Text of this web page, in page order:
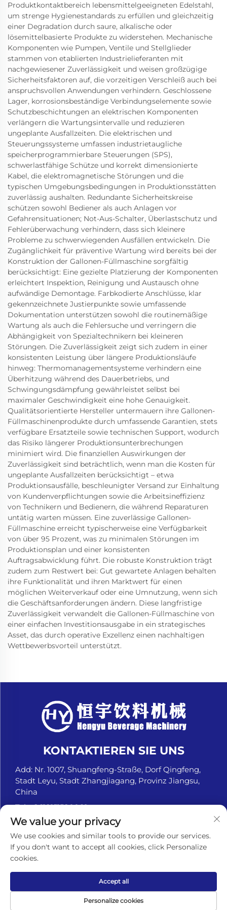
Produktkontaktbereich lebensmittelgeeigneten Edelstahl,
um strenge Hygienestandards zu erfüllen und gleichzeitig
einer Degradation durch saure, alkalische oder
lösemittelbasierte Produkte zu widerstehen. Mechanische
Komponenten wie Pumpen, Ventile und Stellglieder
stammen von etablierten Industrielieferanten mit
nachgewiesener Zuverlässigkeit und weisen großzügige
Sicherheitsfaktoren auf, die vorzeitigen Verschleiß auch bei
anspruchsvollen Anwendungen verhindern. Geschlossene
Lager, korrosionsbeständige Verbindungselemente sowie
Schutzbeschichtungen an elektrischen Komponenten
verlängern die Wartungsintervalle und reduzieren
ungeplante Ausfallzeiten. Die elektrischen und
Steuerungssysteme umfassen industrietaugliche
speicherprogrammierbare Steuerungen (SPS),
schwerlastfähige Schütze und korrekt dimensionierte
Kabel, die elektromagnetische Störungen und die
typischen Umgebungsbedingungen in Produktionsstätten
zuverlässig aushalten. Redundante Sicherheitskreise
schützen sowohl Bediener als auch Anlagen vor
Gefahrensituationen; Not-Aus-Schalter, Überlastschutz und
Fehlerüberwachung verhindern, dass sich kleinere
Probleme zu schwerwiegenden Ausfällen entwickeln. Die
Zugänglichkeit für präventive Wartung wird bereits bei der
Konstruktion der Gallonen-Füllmaschine sorgfältig
berücksichtigt: Eine gezielte Platzierung der Komponenten
erleichtert Inspektion, Reinigung und Austausch ohne
aufwändige Demontage. Farbkodierte Anschlüsse, klar
gekennzeichnete Justierpunkte sowie umfassende
Dokumentation unterstützen sowohl die routinemäßige
Wartung als auch die Fehlersuche und verringern die
Abhängigkeit von Spezialtechnikern bei kleineren
Störungen. Die Zuverlässigkeit zeigt sich zudem in einer
konsistenten Leistung über längere Produktionsläufe
hinweg: Thermomanagementsysteme verhindern eine
Überhitzung während des Dauerbetriebs, und
Schwingungsdämpfung gewährleistet selbst bei
maximaler Geschwindigkeit eine hohe Genauigkeit.
Qualitätsorientierte Hersteller untermauern ihre Gallonen-
Füllmaschinenprodukte durch umfassende Garantien, stets
verfügbare Ersatzteile sowie technischen Support, wodurch
das Risiko längerer Produktionsunterbrechungen
minimiert wird. Die finanziellen Auswirkungen der
Zuverlässigkeit sind beträchtlich, wenn man die Kosten für
ungeplante Ausfallzeiten berücksichtigt – etwa
Produktionsausfälle, beschleunigter Versand zur Einhaltung
von Kundenverpflichtungen sowie die Arbeitsineffizienz
von Technikern und Bedienern, die während Reparaturen
untätig warten müssen. Eine zuverlässige Gallonen-
Füllmaschine erreicht typischerweise eine Verfügbarkeit
von über 95 Prozent, was zu minimalen Störungen im
Produktionsplan und einer konsistenten
Auftragsabwicklung führt. Die robuste Konstruktion trägt
zudem zum Restwert bei: Gut gewartete Anlagen behalten
ihre Funktionalität und ihren Marktwert für einen
möglichen Weiterverkauf oder eine Umnutzung, wenn sich
die Geschäftsanforderungen ändern. Diese langfristige
Zuverlässigkeit verwandelt die Gallonen-Füllmaschine von
einer einfachen Investitionsausgabe in ein strategisches
Asset, das durch operative Exzellenz einen nachhaltigen
Wettbewerbsvorteil unterstützt.
KONTAKTIEREN SIE UNS
Add: Nr. 1007, Shuangfeng-Straße, Dorf Qingfeng,
Stadt Leyu, Stadt Zhangjiagang, Provinz Jiangsu,
China
Tel.:+8618151580069
E-Mail: [email protected]
Urheberrechte © Zhangjiagang Hengyu Beverage
Datenschutzrichtlinie
We value your privacy
We use cookies and similar tools to provide our services.
If you don't want to accept all cookies, click Personalize
cookies.
Personalize cookies
Accept all